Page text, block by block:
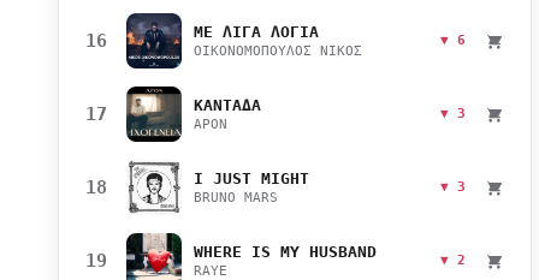
16 ΜΕ ΛΙΓΑ ΛΟΓΙΑ
ΟΙΚΟΝΟΜΟΠΟΥΛΟΣ ΝΙΚΟΣ
▼ 6
17 ΚΑΝΤΑΔΑ
APON
▼ 3
18 I JUST MIGHT
BRUNO MARS
▼ 3
19 WHERE IS MY HUSBAND
RAYE
▼ 2